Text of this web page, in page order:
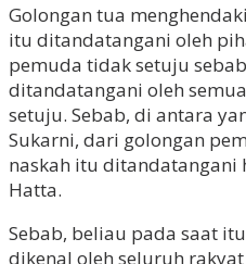
Golongan tua
itu ditandatangani oleh
pemuda tidak setuju sebab
ditandatangani oleh
setuju. Sebab, di antara
Sukarni, dari golongan
naskah itu ditandatangani
Hatta.
Sebab, beliau pada saat
dikenal oleh seluruh